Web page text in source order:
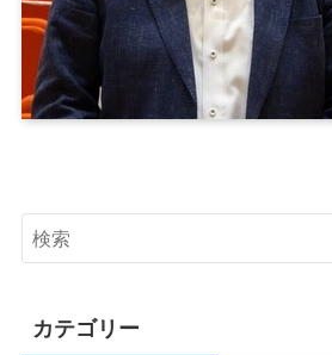
カテゴリー